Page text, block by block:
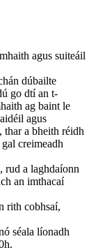
agus suiteáil
dúbailte
go dtí an t-
ag baint le
agus
thar a bheith réidh
creimeadh
rud a laghdaíonn
an imthacaí
rith cobhsaí,
séala líonadh